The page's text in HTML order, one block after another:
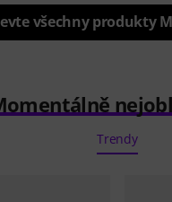
všechny produkty
Trendy